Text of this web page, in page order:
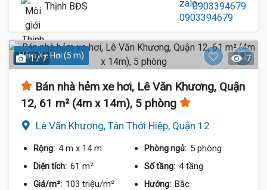
Thịnh BĐS 0903394679
Hẻm Xe Hơi (5 m)
1 / 7 7
Bán nhà hẻm xe hơi, Lê Văn Khương, Quận
12, 61 m² (4m x 14m), 5 phòng
Lê Văn Khương, Tân Thới Hiệp, Quận 12
Rộng: 4 m x 14 m Phòng ngủ: 5 phòng
Diện tích: 61 m² Số tầng: 4 tầng
Giá/m²: 103 triệu/m² Hướng: Bắc